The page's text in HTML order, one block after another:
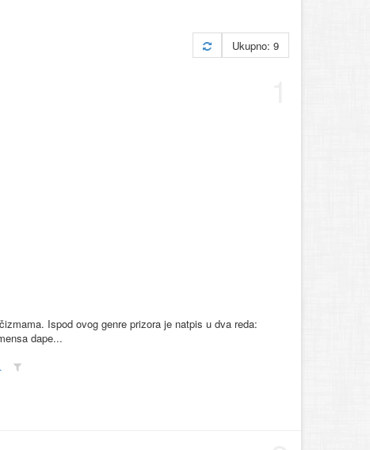
Ukupno: 9
Ispod ovog genre prizora je natpis u dva reda:
dape...